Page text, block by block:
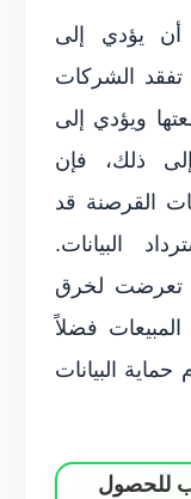
أن يؤدي إلى
الشركات
ويؤدي إلى
إلى ذلك، فإن
القرصنة قد
البيانات.
تعرضت لخرق
فضلاً
البيانات
للحصول